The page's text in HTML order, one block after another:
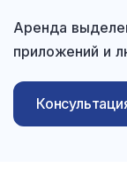
Аренда
приложений и